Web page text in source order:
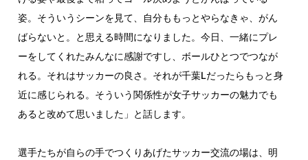
姿。そういうシーンを見て、自分ももっとやらなきゃ、がん
ばらないと。と思える時間になりました。今日、一緒にプレ
ーをしてくれたみんなに感謝ですし、ボールひとつでつなが
れる。それはサッカーの良さ。それが千葉Lだったらもっと身
近に感じられる。そういう関係性が女子サッカーの魅力でも
あると改めて思いました」と話します。
選手たちが自らの手でつくりあげたサッカー交流の場は、明